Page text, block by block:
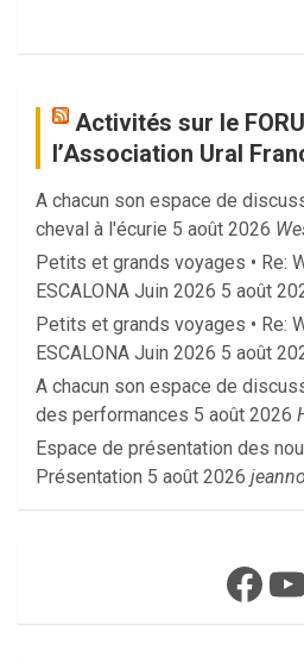
Activités sur le
l’Association Ural
A chacun son espace de
cheval à l'écurie 5 août 2026
Petits et grands voyages • Re:
ESCALONA Juin 2026 5 août
Petits et grands voyages • Re:
ESCALONA Juin 2026 5 août
A chacun son espace de
des performances 5 août 2026
Espace de présentation des
Présentation 5 août 2026